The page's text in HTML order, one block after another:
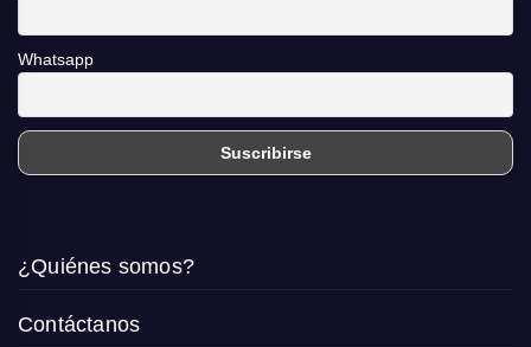
Whatsapp
¿Quiénes somos?
Contáctanos